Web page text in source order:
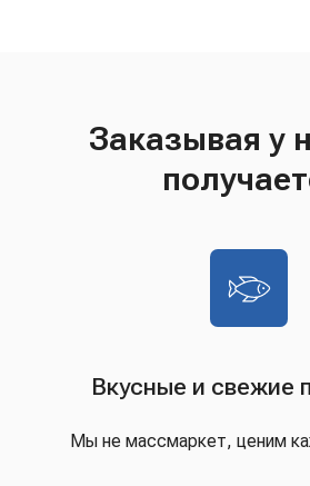
Заказывая у
Вкусные и свежие
Мы не массмаркет, ценим